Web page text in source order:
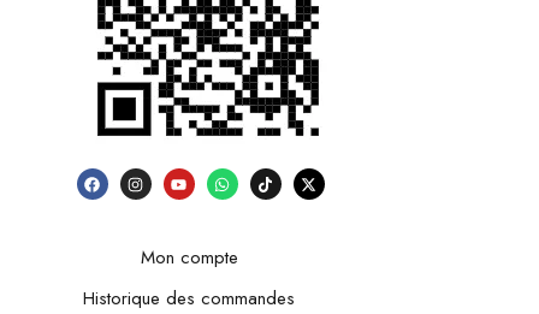
Mon compte
Historique des commandes